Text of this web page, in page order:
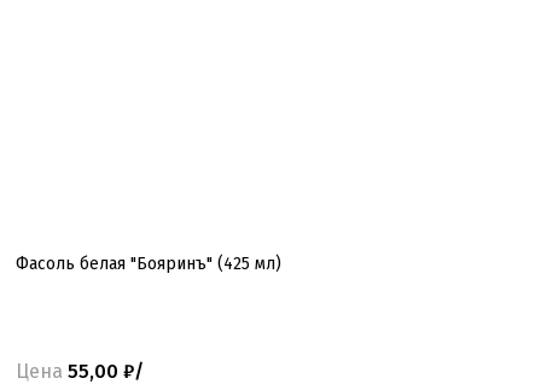
Фасоль белая "Бояринъ" (425 мл)
Цена 55,00 ₽/